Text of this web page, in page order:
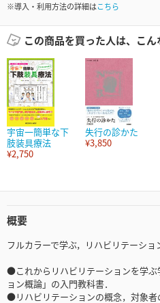
※導入・利用方法の詳細はこちら
この商品を買った人は、こん
宇宙一簡単な下
肢装具療法
¥2,750
失行の診かた
¥3,850
概要
フルカラーで学ぶ，リハビリテーショ
●これからリハビリテーションを学
ョン概論」の入門教科書．
●リハビリテーションの概念，対象